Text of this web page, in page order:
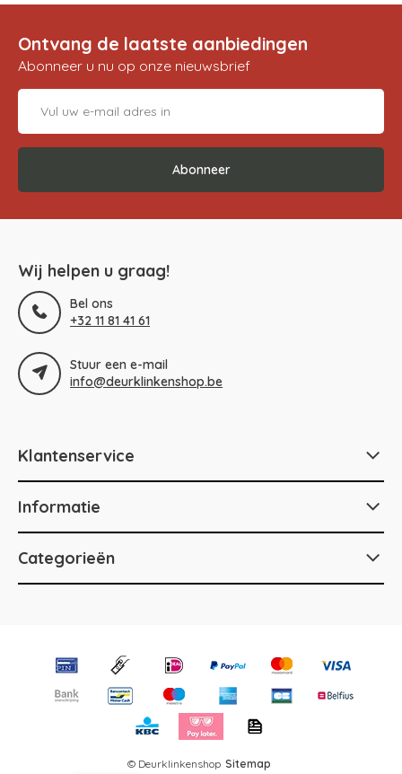
Ontvang de laatste aanbiedingen
Abonneer u nu op onze nieuwsbrief
Abonneer
Wij helpen u graag!
Bel ons
+32 11 81 41 61
Stuur een e-mail
info@deurklinkenshop.be
Klantenservice
Informatie
Categorieën
© Deurklinkenshop Sitemap